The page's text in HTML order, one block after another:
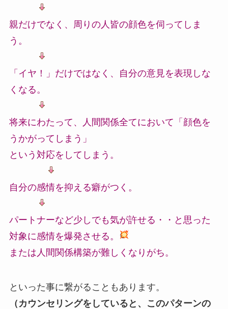
親だけでなく、周りの人皆の顔色を伺ってしま
う。
「イヤ！」だけではなく、自分の意見を表現しな
くなる。
将来にわたって、人間関係全てにおいて「顔色を
うかがってしまう」
という対応をしてしまう。
自分の感情を抑える癖がつく。
パートナーなど少しでも気が許せる・・と思った
対象に感情を爆発させる。
または人間関係構築が難しくなりがち。
といった事に繋がることもあります。
（カウンセリングをしていると、このパターンの